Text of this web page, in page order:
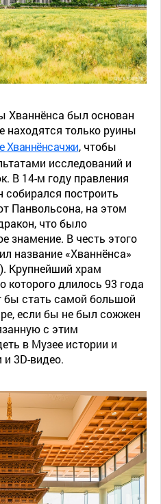
Хваннёнса был основан
находятся только руины
Хваннёнсачжи, чтобы
исследований и
В 14-м году правления
собирался построить
Панвольсона, на этом
что было
знамение. В честь этого
название «Хваннёнса»
Крупнейший храм
которого длилось 93 года
бы стать самой большой
если бы не был сожжен
с этим
в Музее истории и
и 3D-видео.